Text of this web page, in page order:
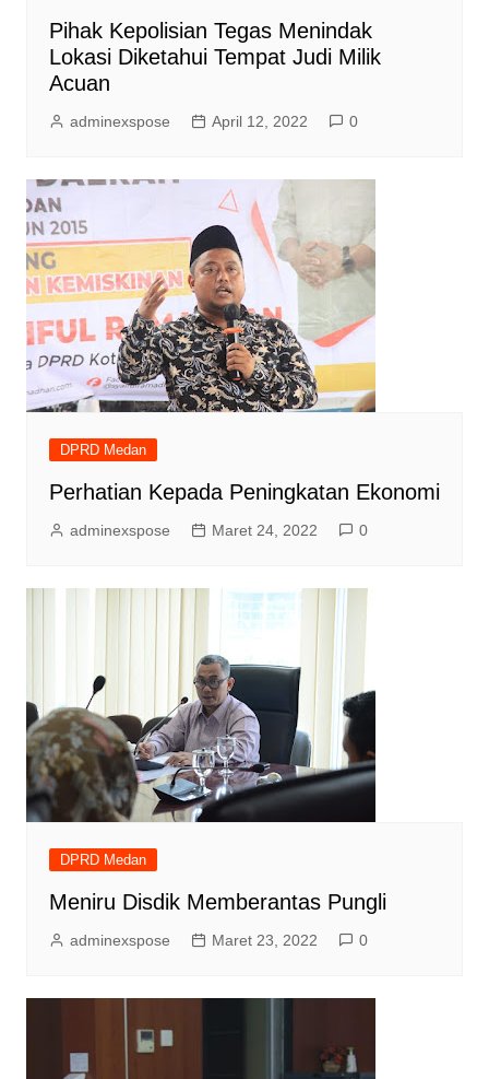
Pihak Kepolisian Tegas Menindak
Lokasi Diketahui Tempat Judi Milik
Acuan
adminexspose April 12, 2022 0
DPRD Medan
Perhatian Kepada Peningkatan Ekonomi
adminexspose Maret 24, 2022 0
DPRD Medan
Meniru Disdik Memberantas Pungli
adminexspose Maret 23, 2022 0